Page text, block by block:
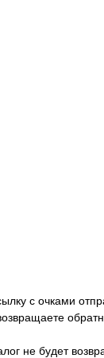
с очками
не будет